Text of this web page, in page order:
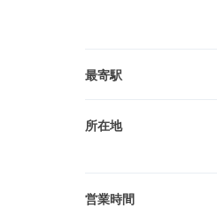
最寄駅
所在地
営業時間